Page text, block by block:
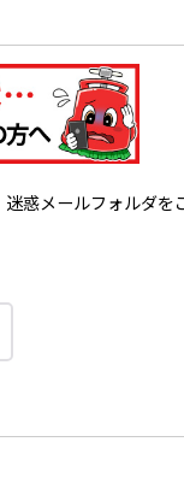
惑メールフォルダ